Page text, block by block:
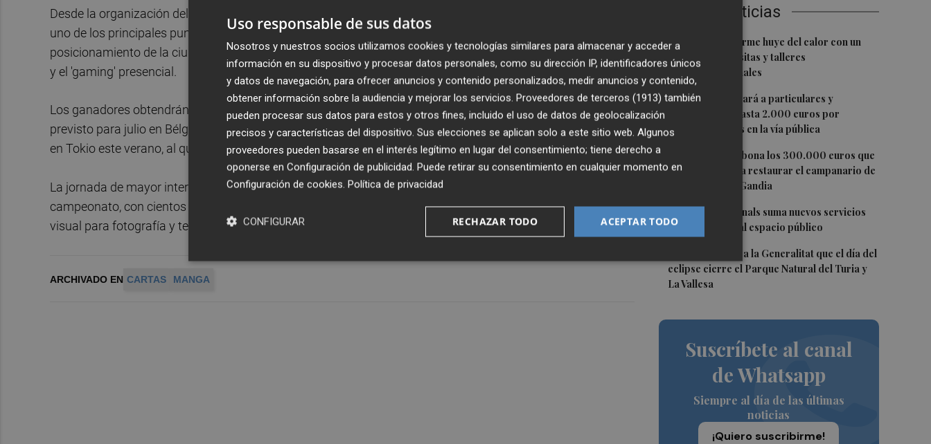
Últimas Noticias
1El Centre del Carme huye del calor con un
programa de visitas y talleres
intergeneracionales
2Torrent sancionará a particulares y
empresas con hasta 2.000 euros por
vertidos ilegales en la vía pública
3
La Diputación abona los 300.000 euros que
han servido para restaurar el campanario de
la Colegiata de Gandia
4 La Pobla de Farnals suma nuevos servicios
de proximidad al espacio público
Paterna solicita a la Generalitat que el día del
eclipse cierre el Parque Natural del Turia y
La Vallesa
Suscríbete al canal
de Whatsapp
Siempre al día de las últimas
noticias
¡Quiero suscribirme!
Desde la organización del campeonato destacan que Valencia se convertirá durante ese fin de semana en
uno de los principales puntos de encuentro de juegos de estrategia en Europa, reforzando el
posicionamiento de la ciudad como sede de grandes eventos vinculados al entretenimiento, la cultura digital
y el 'gaming' presencial.
Los ganadores obtendrán plaza para representar a España en el European World Championship Qualifier,
previsto para julio en Bélgica, donde podrán clasificarse para el World Championship Serie que se celebrará
en Tokio este verano, al que asistirá miles de duelistas de todo el mundo.
La jornada de mayor interés será el sábado 23 de mayo, cuando tendrán lugar las rondas decisivas del
campeonato, con cientos de jugadores compitiendo simultáneamente "en un entorno de gran atractivo
visual para fotografía y televisión". El evento se desarrollará los tres días en el Foro Centro de Feria Valencia.
ARCHIVADO EN CARTAS MANGA
Uso responsable de sus datos
Nosotros y nuestros socios utilizamos cookies y tecnologías similares para almacenar y acceder a
información en su dispositivo y procesar datos personales, como su dirección IP, identificadores únicos
y datos de navegación, para ofrecer anuncios y contenido personalizados, medir anuncios y contenido,
obtener información sobre la audiencia y mejorar los servicios. Proveedores de terceros (1913) también
pueden procesar sus datos para estos y otros fines, incluido el uso de datos de geolocalización
precisos y características del dispositivo. Sus elecciones se aplican solo a este sitio web. Algunos
proveedores pueden basarse en el interés legítimo en lugar del consentimiento; tiene derecho a
oponerse en Configuración de publicidad. Puede retirar su consentimiento en cualquier momento en
Configuración de cookies. Política de privacidad
ACEPTAR TODO
RECHAZAR TODO
CONFIGURAR